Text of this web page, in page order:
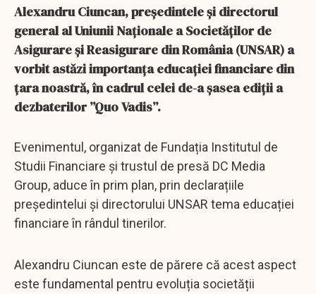
Alexandru Ciuncan, președintele și directorul
general al Uniunii Naționale a Societăților de
Asigurare și Reasigurare din România (UNSAR) a
vorbit astăzi importanța educației financiare din
țara noastră, în cadrul celei de-a șasea ediții a
dezbaterilor ”Quo Vadis”.
Evenimentul, organizat de Fundația Institutul de
Studii Financiare și trustul de presă DC Media
Group, aduce în prim plan, prin declarațiile
președintelui și directorului UNSAR tema educației
financiare în rândul tinerilor.
Alexandru Ciuncan este de părere că acest aspect
este fundamental pentru evoluția societății